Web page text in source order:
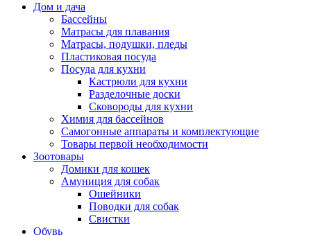
Дом и дача
Бассейны
Матрасы для плавания
Матрасы, подушки, пледы
Пластиковая посуда
Посуда для кухни
Кастрюли для кухни
Разделочные доски
Сковороды для кухни
Химия для бассейнов
Самогонные аппараты и комплектующие
Товары первой необходимости
Зоотовары
Домики для кошек
Амуниция для собак
Ошейники
Поводки для собак
Свистки
Обувь